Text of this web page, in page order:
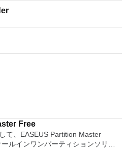
Free
て、EASEUS Partition Master
ルインワンパーティションソリュ